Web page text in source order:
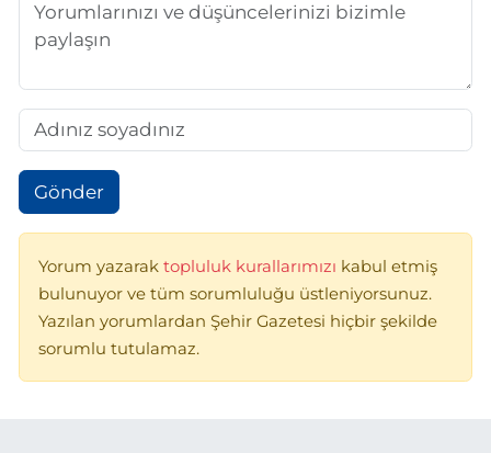
Gönder
Yorum yazarak topluluk kurallarımızı kabul etmiş
bulunuyor ve tüm sorumluluğu üstleniyorsunuz.
Yazılan yorumlardan Şehir Gazetesi hiçbir şekilde
sorumlu tutulamaz.